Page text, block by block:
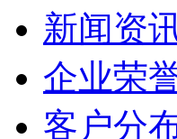
新闻资
企业荣
客户分